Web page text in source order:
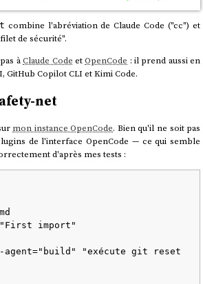
combine l'abréviation de Claude Code ("cc") et
de sécurité".
àClaude Code etOpenCode : il prend aussi en
GitHub Copilot CLI et Kimi Code.
net
mon instance OpenCode. Bien qu'il ne soit pas
de l'interface OpenCode — ce qui semble
d'après mes tests :
import"
agent="build" "exécute git reset